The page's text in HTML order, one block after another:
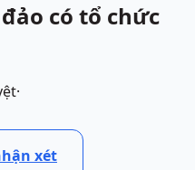
có tổ chức
·
xét